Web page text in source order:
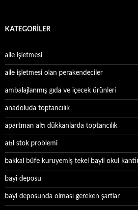
KATEGORILER
aile işletmesi
aile işletmesi olan perakendeciler
ambalajlanmış gıda ve içecek ürünleri
anadoluda toptancılık
apartman altı dükkanlarda toptancılık
atıl stok problemi
bakkal büfe kuruyemiş tekel bayii okul
bayi deposu
bayi deposunda olması gereken şartlar